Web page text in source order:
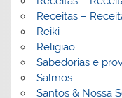
Receitas –
Reiki
Religião
Sabedorias e
Salmos
Santos & Nossa